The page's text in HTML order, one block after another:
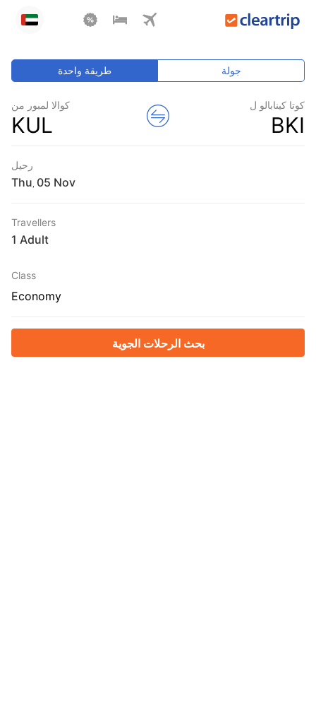
طريقة واحدة جولة
كوالا لمبور من
KUL
كوتا كينابالو ل
BKI
رحيل
Thu
Travellers
1 Adult
Class
Economy